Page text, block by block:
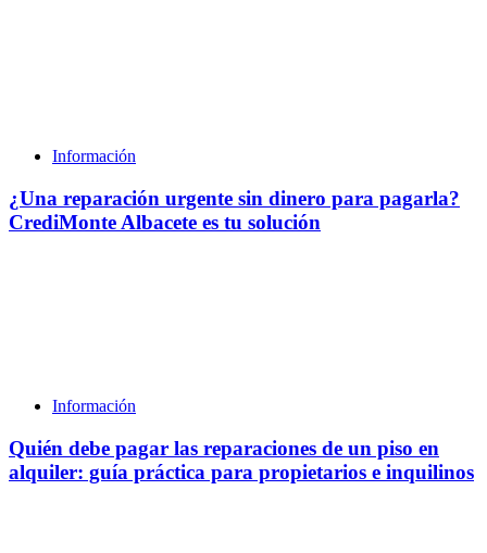
Información
¿Una reparación urgente sin dinero para pagarla?
CrediMonte Albacete es tu solución
Información
Quién debe pagar las reparaciones de un piso en
alquiler: guía práctica para propietarios e inquilinos